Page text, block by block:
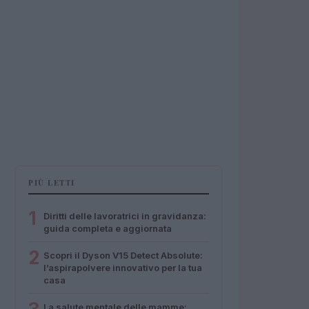
PIÙ LETTI
1
Diritti delle lavoratrici in gravidanza:
guida completa e aggiornata
2 Scopri il Dyson V15 Detect Absolute:
l’aspirapolvere innovativo per la tua
casa